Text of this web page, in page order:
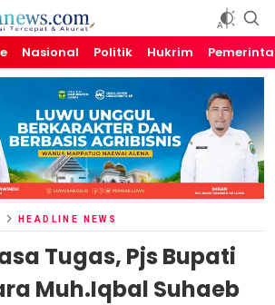
dan Akurat
Nasional Politik Hukrim
HEADLINE NEWS
Tugas, Pjs Bupati
Muh.Iqbal Suhaeb